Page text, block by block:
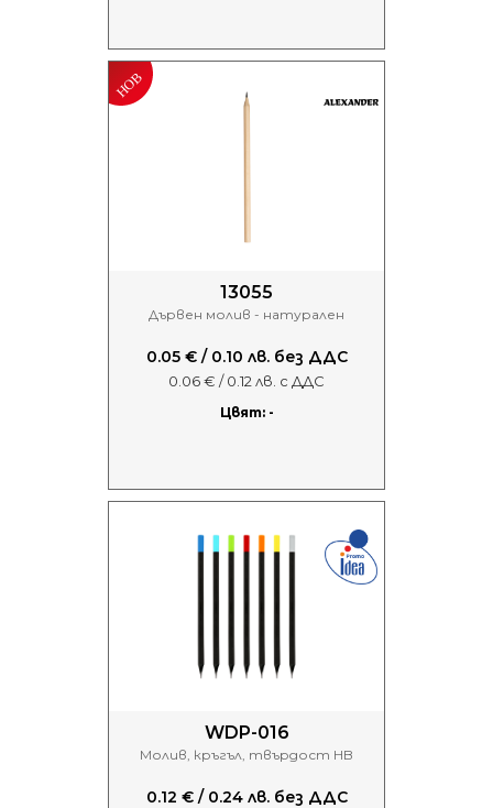
13055
Дървен молив - натурален
0.05 € / 0.10 лв. без ДДС
0.06 € / 0.12 лв. с ДДС
Цвят: -
WDP-016
Молив, кръгъл, твърдост HB
0.12 € / 0.24 лв. без ДДС